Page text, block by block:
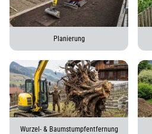
Planierung
Wurzel- & Baumstumpfentfernung